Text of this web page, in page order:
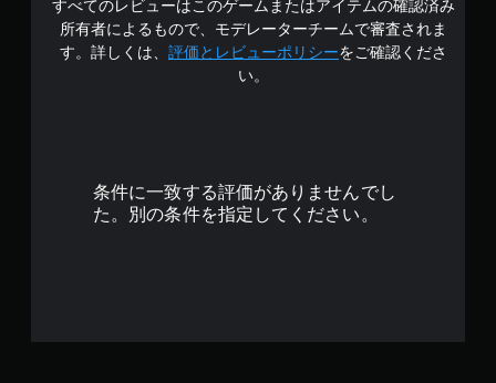
3
.
すべてのレビューはこのゲームまたはアイテムの確認済み
所有者によるもので、モデレーターチームで審査されま
す。詳しくは、 評価とレビューポリシーをご確認くださ
い。
条件に一致する評価がありませんでし
た。別の条件を指定してください。